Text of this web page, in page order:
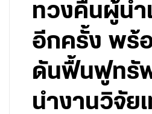
ทวงคืนผู้นำ
อีกครั้ง พร้
ดันฟื้นฟูทรั
นำงานวิจัย